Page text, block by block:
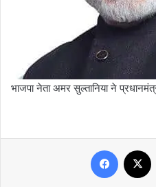
भाजपा नेता अमर सुल्तानिया ने
Facebook